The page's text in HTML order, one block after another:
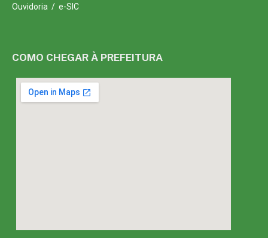
Ouvidoria / e-SIC
COMO CHEGAR À PREFEITURA